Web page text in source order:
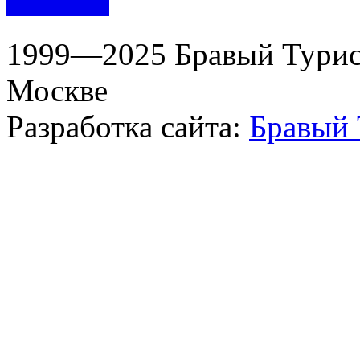
1999—2025 Бравый
Москве
Разработка сайта: Бравый